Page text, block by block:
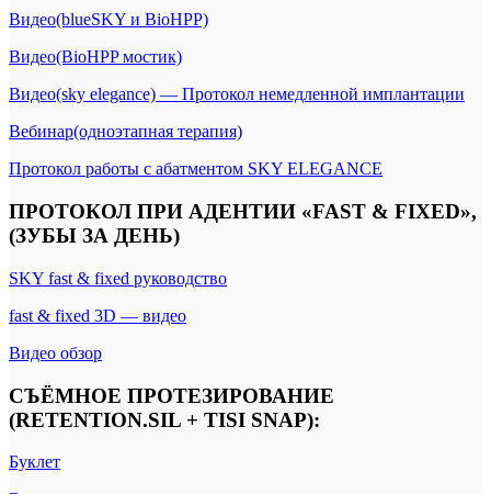
Видео(blueSKY и BioHPP)
Видео(BioHPP мостик)
Видео(sky elegance) — Протокол немедленной имплантации
Вебинар(одноэтапная терапия)
Протокол работы с абатментом SKY ELEGANCE
ПРОТОКОЛ ПРИ АДЕНТИИ «FAST & FIXED»,
(ЗУБЫ ЗА ДЕНЬ)
SKY fast & fixed руководство
fast & fixed 3D — видео
Видео обзор
СЪЁМНОЕ ПРОТЕЗИРОВАНИЕ
(RETENTION.SIL + TISI SNAP):
Буклет